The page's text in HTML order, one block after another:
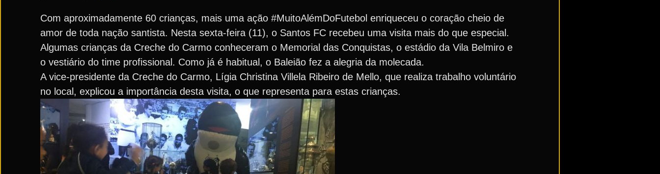
Com aproximadamente 60 crianças, mais uma ação #MuitoAlémDoFutebol enriqueceu o coração cheio de
amor de toda nação santista. Nesta sexta-feira (11), o Santos FC recebeu uma visita mais do que especial.
Algumas crianças da Creche do Carmo conheceram o Memorial das Conquistas, o estádio da Vila Belmiro e
o vestiário do time profissional. Como já é habitual, o Baleião fez a alegria da molecada.
A vice-presidente da Creche do Carmo, Lígia Christina Villela Ribeiro de Mello, que realiza trabalho voluntário
no local, explicou a importância desta visita, o que representa para estas crianças.